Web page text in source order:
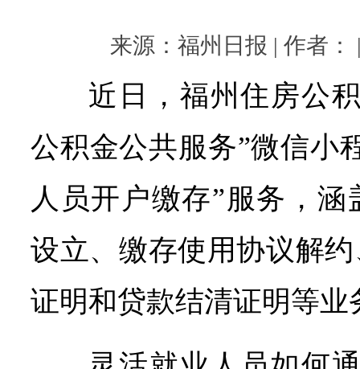
来源：福州日报 | 作者：
近日，福州住房公
公积金公共服务”微信小
人员开户缴存”服务，
设立、缴存使用协议解
证明和贷款结清证明等业